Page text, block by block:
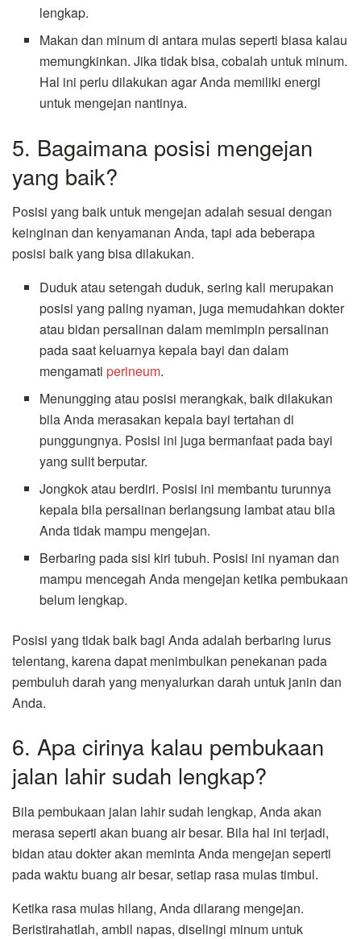
lengkap.
Makan dan minum di antara mulas seperti biasa kalau
memungkinkan. Jika tidak bisa, cobalah untuk minum.
Hal ini perlu dilakukan agar Anda memiliki energi
untuk mengejan nantinya.
5. Bagaimana posisi mengejan
yang baik?
Posisi yang baik untuk mengejan adalah sesuai dengan
keinginan dan kenyamanan Anda, tapi ada beberapa
posisi baik yang bisa dilakukan.
Duduk atau setengah duduk, sering kali merupakan
posisi yang paling nyaman, juga memudahkan dokter
atau bidan persalinan dalam memimpin persalinan
pada saat keluarnya kepala bayi dan dalam
mengamatiperineum.
Menungging atau posisi merangkak, baik dilakukan
bila Anda merasakan kepala bayi tertahan di
punggungnya. Posisi ini juga bermanfaat pada bayi
yang sulit berputar.
Jongkok atau berdiri. Posisi ini membantu turunnya
kepala bila persalinan berlangsung lambat atau bila
Anda tidak mampu mengejan.
Berbaring pada sisi kiri tubuh. Posisi ini nyaman dan
mampu mencegah Anda mengejan ketika pembukaan
belum lengkap.
Posisi yang tidak baik bagi Anda adalah berbaring lurus
telentang, karena dapat menimbulkan penekanan pada
pembuluh darah yang menyalurkan darah untuk janin dan
Anda.
6. Apa cirinya kalau pembukaan
jalan lahir sudah lengkap?
Bila pembukaan jalan lahir sudah lengkap, Anda akan
merasa seperti akan buang air besar. Bila hal ini terjadi,
bidan atau dokter akan meminta Anda mengejan seperti
pada waktu buang air besar, setiap rasa mulas timbul.
Ketika rasa mulas hilang, Anda dilarang mengejan.
Beristirahatlah, ambil napas, diselingi minum untuk